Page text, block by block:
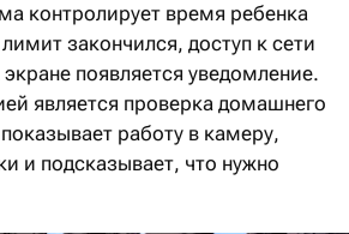
контролирует время ребенка
закончился, доступ к сети
появляется уведомление.
является проверка домашнего
работу в камеру,
и подсказывает, что нужно